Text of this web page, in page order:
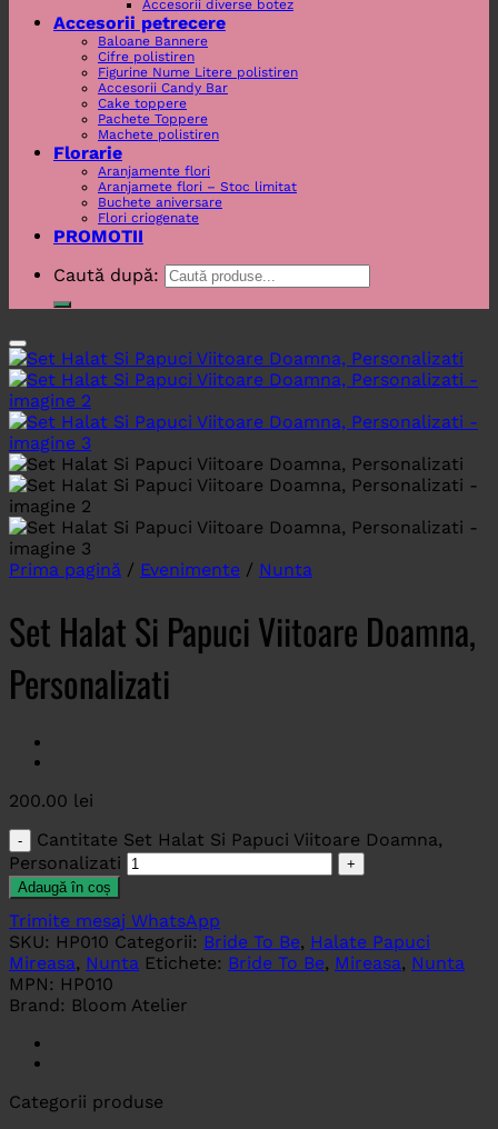
Accesorii diverse botez
Accesorii petrecere
Baloane Bannere
Cifre polistiren
Figurine Nume Litere polistiren
Accesorii Candy Bar
Cake toppere
Pachete Toppere
Machete polistiren
Florarie
Aranjamente flori
Aranjamete flori – Stoc limitat
Buchete aniversare
Flori criogenate
PROMOTII
Caută după:
Prima pagină / Evenimente / Nunta
Set Halat Si Papuci Viitoare Doamna,
Personalizati
200.00 lei
Cantitate Set Halat Si Papuci Viitoare Doamna,
Personalizati
Adaugă în coș
Trimite mesaj WhatsApp
SKU: HP010 Categorii: Bride To Be, Halate Papuci
Mireasa, Nunta Etichete: Bride To Be, Mireasa, Nunta
MPN: HP010
Brand: Bloom Atelier
Categorii produse